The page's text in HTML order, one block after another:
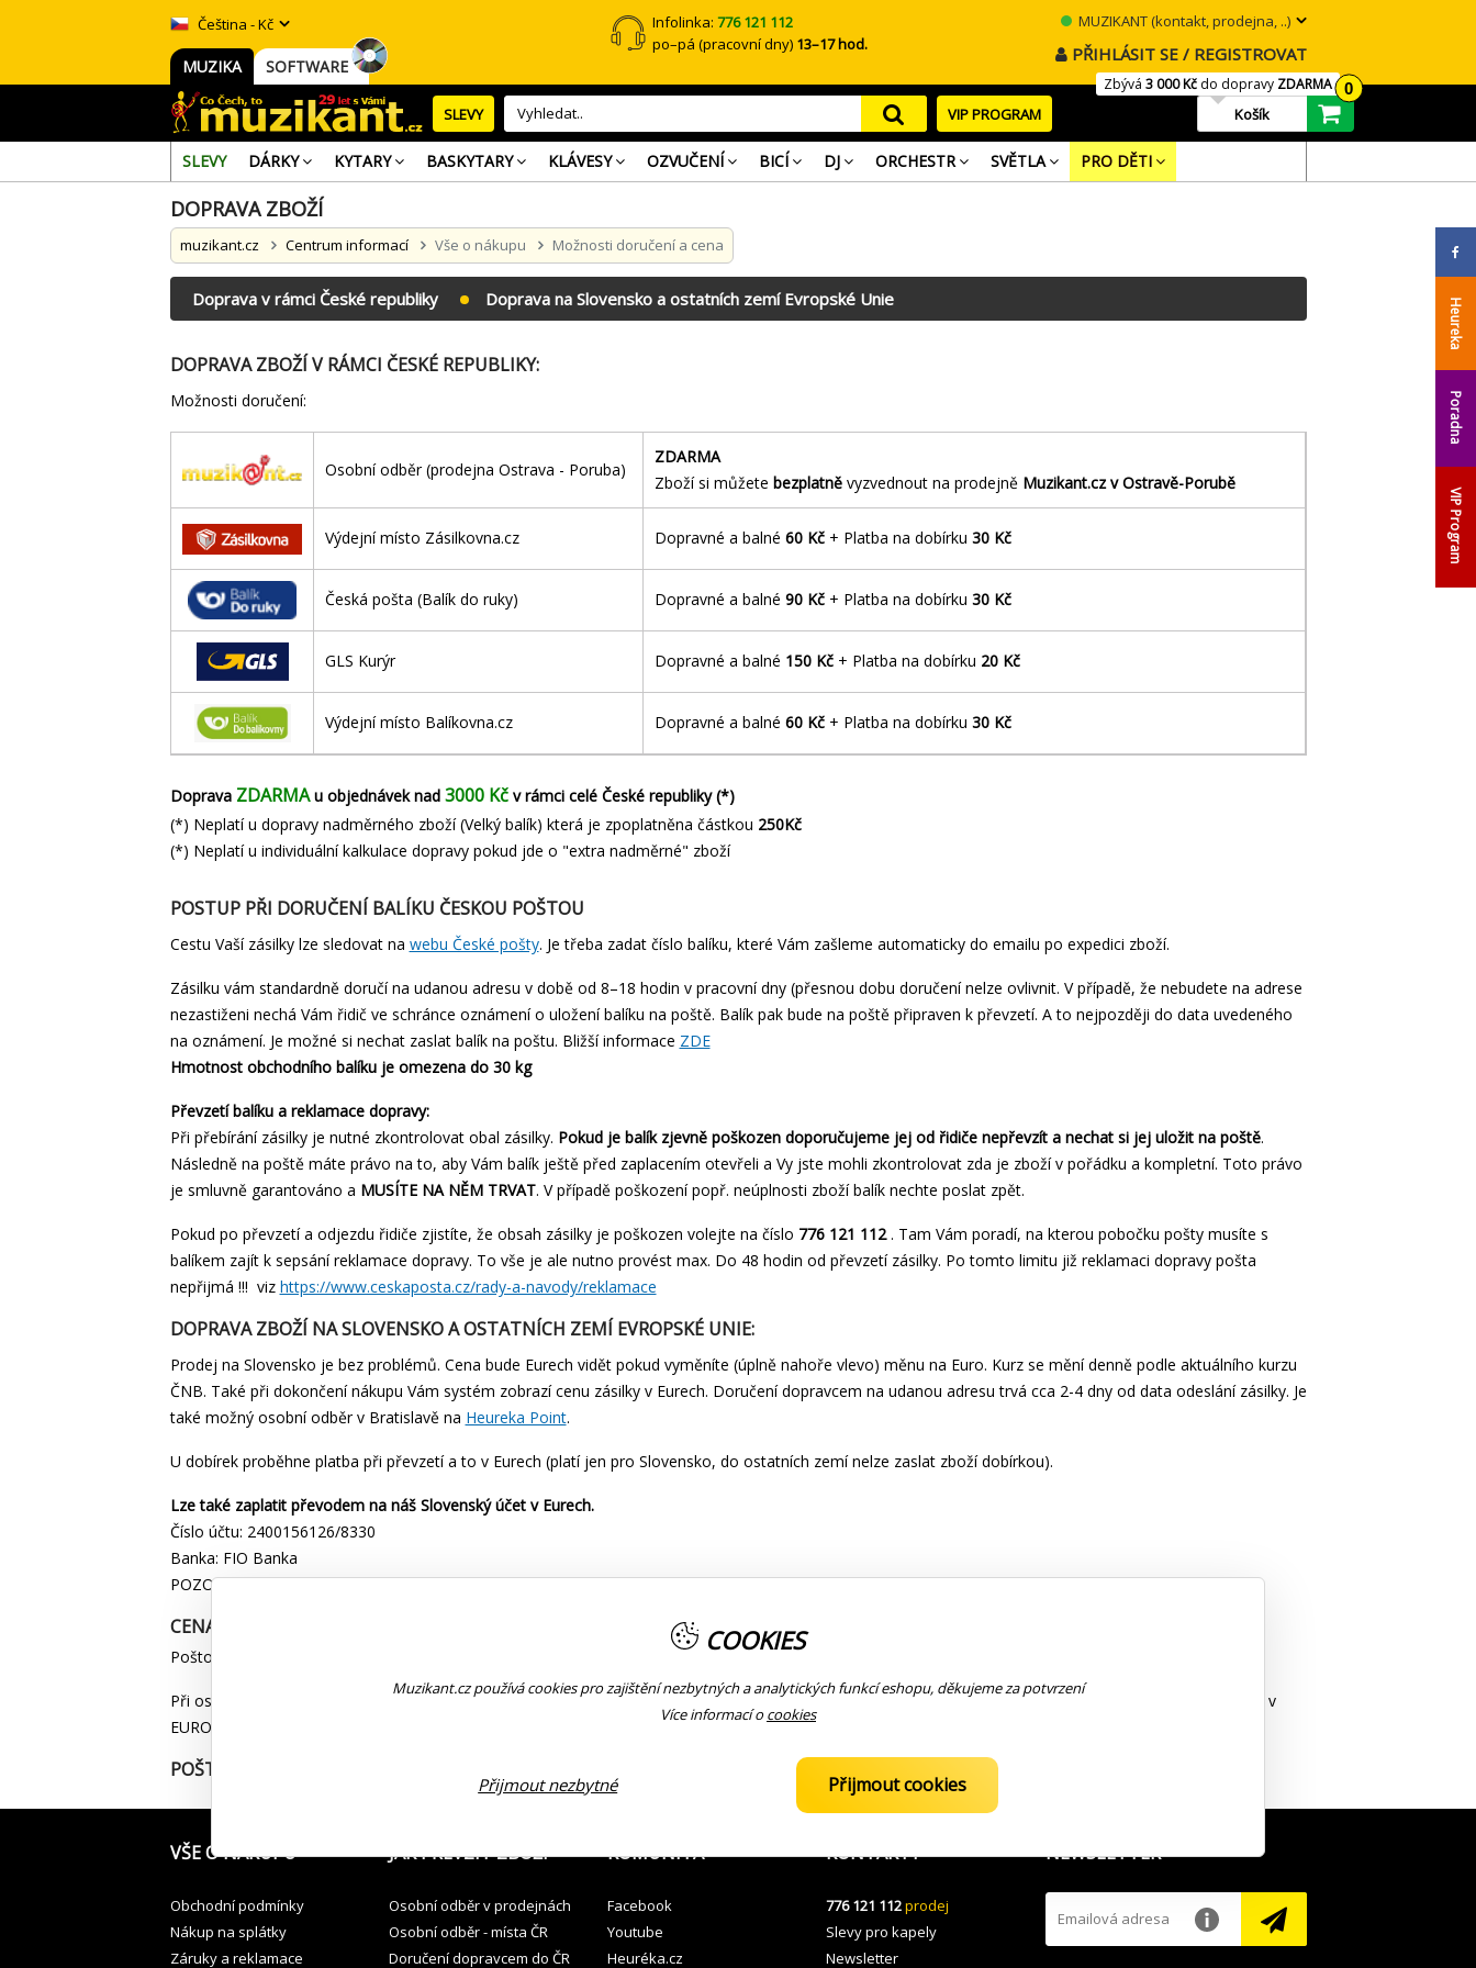
Infolinka:776 121 112
po–pá (pracovní dny) 13–17 hod.
Čeština - Kč MUZIKANT (kontakt, prodejna, ..)
MUZIKA SOFTWARE
PŘIHLÁSIT SE / REGISTROVAT
SLEVY VIP PROGRAM
Zbývá 3 000 Kčdo dopravy ZDARMA 0
Košík
SLEVY DÁRKY KYTARY BASKYTARY KLÁVESY OZVUČENÍ BICÍ DJ ORCHESTR SVĚTLA PRO DĚTI
Heureka
Poradna
VIP Program
DOPRAVA ZBOŽÍ
muzikant.cz Centrum informací Vše o nákupu Možnosti doručení a cena
Doprava v rámci České republiky Doprava na Slovensko a ostatních zemí Evropské Unie
DOPRAVA ZBOŽÍ V RÁMCI ČESKÉ REPUBLIKY:
Možnosti doručení:
Osobní odběr (prodejna Ostrava - Poruba)
ZDARMA
Zboží si můžete bezplatněvyzvednout na prodejně Muzikant.cz v Ostravě-Porubě
Výdejní místo Zásilkovna.cz Dopravné a balné 60 Kč+ Platba na dobírku 30 Kč
Česká pošta (Balík do ruky) Dopravné a balné 90 Kč+ Platba na dobírku 30 Kč
GLS Kurýr Dopravné a balné 150 Kč+ Platba na dobírku 20 Kč
Výdejní místo Balíkovna.cz Dopravné a balné 60 Kč+ Platba na dobírku 30 Kč
Doprava ZDARMAu objednávek nad 3000 Kčv rámci celé České republiky (*)
(*) Neplatí u dopravy nadměrného zboží (Velký balík) která je zpoplatněna částkou 250Kč
(*) Neplatí u individuální kalkulace dopravy pokud jde o "extra nadměrné" zboží
POSTUP PŘI DORUČENÍ BALÍKU ČESKOU POŠTOU
Cestu Vaší zásilky lze sledovat na webu České pošty. Je třeba zadat číslo balíku, které Vám zašleme automaticky do emailu po expedici zboží.
Zásilku vám standardně doručí na udanou adresu v době od 8–18 hodin v pracovní dny (přesnou dobu doručení nelze ovlivnit. V případě, že nebudete na adrese
nezastiženi nechá Vám řidič ve schránce oznámení o uložení balíku na poště. Balík pak bude na poště připraven k převzetí. A to nejpozději do data uvedeného
na oznámení. Je možné si nechat zaslat balík na poštu. Bližší informace ZDE
Hmotnost obchodního balíku je omezena do 30 kg
Převzetí balíku a reklamace dopravy:
Při přebírání zásilky je nutné zkontrolovat obal zásilky. Pokud je balík zjevně poškozen doporučujeme jej od řidiče nepřevzít a nechat si jej uložit na poště.
Následně na poště máte právo na to, aby Vám balík ještě před zaplacením otevřeli a Vy jste mohli zkontrolovat zda je zboží v pořádku a kompletní. Toto právo
je smluvně garantováno a MUSÍTE NA NĚM TRVAT. V případě poškození popř. neúplnosti zboží balík nechte poslat zpět.
Pokud po převzetí a odjezdu řidiče zjistíte, že obsah zásilky je poškozen volejte na číslo 776 121 112. Tam Vám poradí, na kterou pobočku pošty musíte s
balíkem zajít k sepsání reklamace dopravy. To vše je ale nutno provést max. Do 48 hodin od převzetí zásilky. Po tomto limitu již reklamaci dopravy pošta
nepřijmá !!! viz https://www.ceskaposta.cz/rady-a-navody/reklamace
DOPRAVA ZBOŽÍ NA SLOVENSKO A OSTATNÍCH ZEMÍ EVROPSKÉ UNIE:
Prodej na Slovensko je bez problémů. Cena bude Eurech vidět pokud vyměníte (úplně nahoře vlevo) měnu na Euro. Kurz se mění denně podle aktuálního kurzu
ČNB. Také při dokončení nákupu Vám systém zobrazí cenu zásilky v Eurech. Doručení dopravcem na udanou adresu trvá cca 2-4 dny od data odeslání zásilky. Je
také možný osobní odběr v Bratislavě na Heureka Point.
U dobírek proběhne platba při převzetí a to v Eurech (platí jen pro Slovensko, do ostatních zemí nelze zaslat zboží dobírkou).
Lze také zaplatit převodem na náš Slovenský účet v Eurech.
Číslo účtu: 2400156126/8330
Banka: FIO Banka
POZOR!!! Jedná se o Slovenskou banku a platby probíhají v rámci Slovenské republiky (nejde tudíž o zahraniční platbu).
CENA DOPRAVY NA SLOVENSKO:
Poštovné na Slovensko při objednávce do 10 000 Kč je 200 Kč (cca 10 € ). Nad tuto hodnotu je dopravné ZDARMA!!!
Při osobním odběru na Zásilkovnu na Slovensko : je účtován poplatek za přepravné 80 Kč + 30 Kč za platbu v hotovosti na výdejním místě. Platba probíhá v
EURO dle ceny objednávky
POŠTOVNÉ DO OSTATNÍCH ZEMÍ EVROPSKÉ UNIE JE 40 €!
VŠE O NÁKUPU
Obchodní podmínky
Nákup na splátky
Záruky a reklamace
JAK PŘEVZÍT ZBOŽÍ
Osobní odběr v prodejnách
Osobní odběr - místa ČR
Doručení dopravcem do ČR
KOMUNITA
Facebook
Youtube
Heuréka.cz
KONTAKTY
776 121 112prodej
Slevy pro kapely
Newsletter
NEWSLETTER
COOKIES
Muzikant.cz používá cookies pro zajištění nezbytných a analytických funkcí eshopu, děkujeme za potvrzení
Více informací ocookies
Přijmout cookies
Přijmout nezbytné